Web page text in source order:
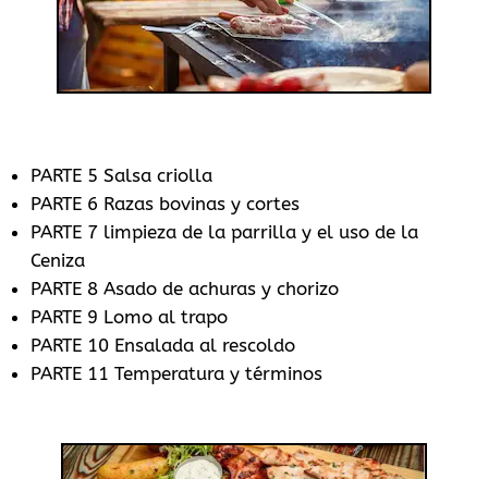
PARTE 5 Salsa criolla
PARTE 6 Razas bovinas y cortes
PARTE 7 limpieza de la parrilla y el uso de la
Ceniza
PARTE 8 Asado de achuras y chorizo
PARTE 9 Lomo al trapo
PARTE 10 Ensalada al rescoldo
PARTE 11 Temperatura y términos